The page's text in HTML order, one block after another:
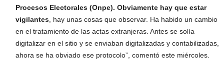
Procesos Electorales (Onpe). Obviamente hay que estar
vigilantes , hay unas cosas que observar. Ha habido un cambio
en el tratamiento de las actas extranjeras. Antes se solía
digitalizar en el sitio y se enviaban digitalizadas y contabilizadas,
ahora se ha obviado ese protocolo”, comentó este miércoles.